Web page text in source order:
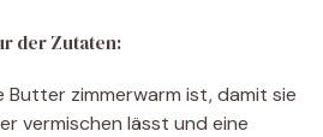
der Zutaten:
Butter zimmerwarm ist, damit sie
vermischen lässt und eine